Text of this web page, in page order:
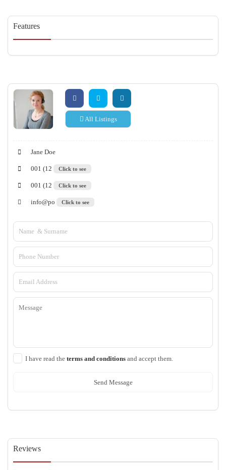
Features
All Listings
Jane Doe
001 (12 Click to see
001 (12 Click to see
info@po Click to see
I have read the terms and conditions and accept them.
Send Message
Reviews